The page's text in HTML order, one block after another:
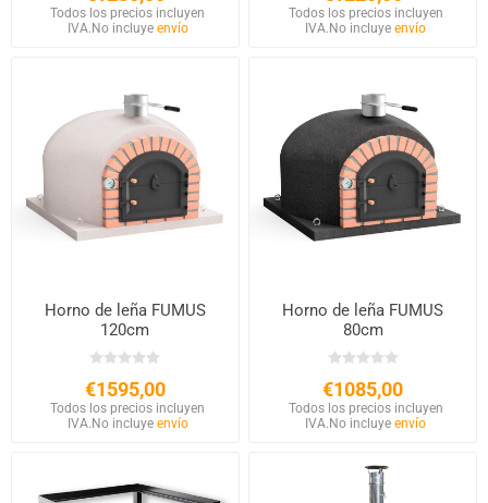
Todos los precios incluyen
IVA.No incluye envío
Todos los precios incluyen
IVA.No incluyeenvío
Horno de leña FUMUS
120cm
€1595,00
Todos los precios incluyen
IVA.No incluye envío
Horno de leña FUMUS
80cm
€1085,00
Todos los precios incluyen
IVA.No incluyeenvío